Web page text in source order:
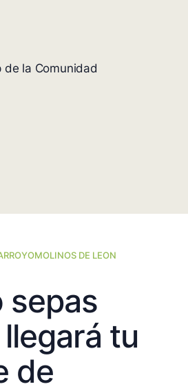
de la Comunidad
DE LEON
sepas
tu
de